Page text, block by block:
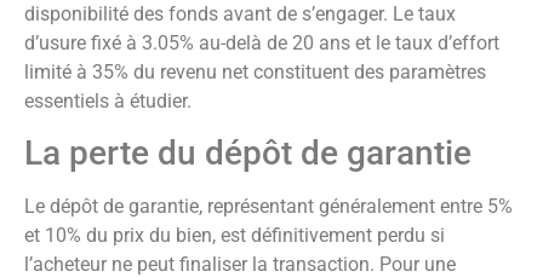
disponibilité des fonds avant de s’engager. Le taux
d’usure fixé à 3.05% au-delà de 20 ans et le taux d’effort
limité à 35% du revenu net constituent des paramètres
essentiels à étudier.
La perte du dépôt de garantie
Le dépôt de garantie, représentant généralement entre 5%
et 10% du prix du bien, est définitivement perdu si
l’acheteur ne peut finaliser la transaction. Pour une